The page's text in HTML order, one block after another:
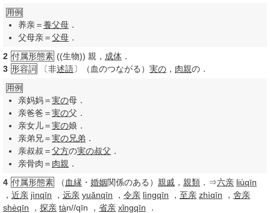
用例
养亲＝養父母 ．
父母亲＝父母 ．
2 付属形態素 ((生物)) 親， 成体 ．
3 形容詞 〔非述語〕（血のつながる） 実の ， 肉親の．
用例
亲妈妈＝実の母．
亲爸爸＝実の父．
亲女儿＝実の娘．
亲弟兄＝実の兄弟 ．
亲叔叔＝父方の実の叔父 ．
亲骨肉＝ 肉親 ．
4 付属形態素 （ 血縁 ・ 婚姻関係のある） 親戚 ， 親類 ．⇒六亲 liùqīn
， 近亲 jìnqīn ， 远亲 yuǎnqīn ， 令亲 lìngqīn ， 至亲 zhìqīn ， 舍亲
shèqīn ， 探亲 tàn//qīn ， 省亲 xǐngqīn ．